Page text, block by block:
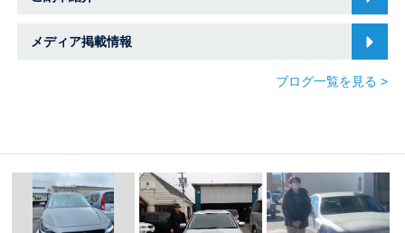
メディア掲載情報
ブログ一覧を見る >